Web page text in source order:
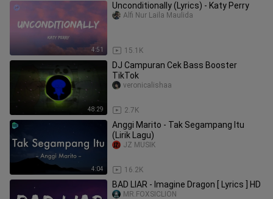
4:51
Unconditionally (Lyrics) - Katy Perry
15.1K
Alfi Nur Laila Maulida
48:29
DJ Campuran Cek Bass Booster
TikTok
2.7K
veronicalishaa
4:04
Anggi Marito - Tak Segampang Itu
(Lirik Lagu)
16.2K
JZ MUSIK
BAD LIAR - Imagine Dragon [ Lyrics ] HD
MR.FOXSICLION